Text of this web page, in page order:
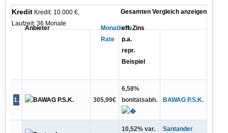
Gesamten Vergleich anzeigen
Kredit Kredit: 10.000 €,
Laufzeit: 36 Monate
Anbieter
Monatliche
Rate
eff. Zins
p.a.
repr.
Beispiel
1. 305,99€
6,58%
bonitätsabh.
BAWAG P.S.K.
10,52% var.
Santander